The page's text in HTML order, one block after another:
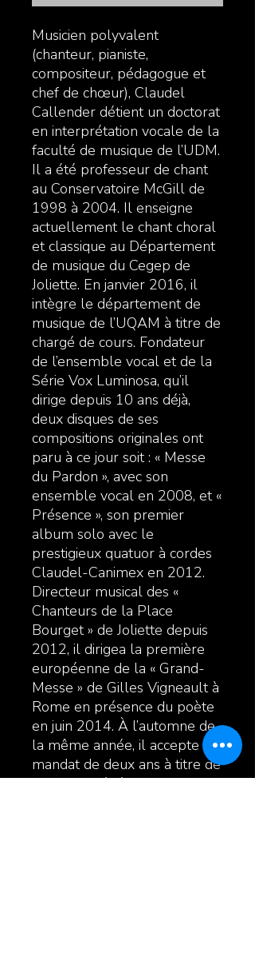
Musicien polyvalent
(chanteur, pianiste,
compositeur, pédagogue et
chef de chœur), Claudel
Callender détient un doctorat
en interprétation vocale de la
faculté de musique de l’UDM.
Il a été professeur de chant
au Conservatoire McGill de
1998 à 2004. Il enseigne
actuellement le chant choral
et classique au Département
de musique du Cegep de
Joliette. En janvier 2016, il
intègre le département de
musique de l’UQAM à titre de
chargé de cours. Fondateur
de l’ensemble vocal et de la
Série Vox Luminosa, qu’il
dirige depuis 10 ans déjà,
deux disques de ses
compositions originales ont
paru à ce jour soit : « Messe
du Pardon », avec son
ensemble vocal en 2008, et «
Présence », son premier
album solo avec le
prestigieux quatuor à cordes
Claudel-Canimex en 2012.
Directeur musical des «
Chanteurs de la Place
Bourget » de Joliette depuis
2012, il dirigea la première
européenne de la « Grand-
Messe » de Gilles Vigneault à
Rome en présence du poète
en juin 2014. À l’automne de
la même année, il accepte un
mandat de deux ans à titre de
directeur général de la